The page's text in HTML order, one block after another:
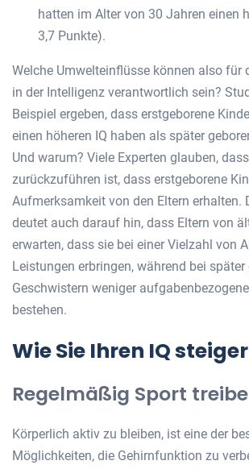
hatten im Alter von 30 Jahren einen
3,7 Punkte).
Welche Umwelteinflüsse können also für
in der Intelligenz verantwortlich sein?
Beispiel ergeben, dass erstgeborene
einen höheren IQ haben als später
Und warum? Viele Experten glauben,
zurückzuführen ist, dass erstgeborene
Aufmerksamkeit von den Eltern erhalten.
deutet auch darauf hin, dass Eltern von
erwarten, dass sie bei einer Vielzahl von
Leistungen erbringen, während bei später
Geschwistern weniger
bestehen.
Wie Sie Ihren IQ
Regelmäßig Sport
Körperlich aktiv zu bleiben, ist eine der
Möglichkeiten, die Gehirnfunktion zu